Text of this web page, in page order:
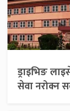
ड्राइभिङ
सेवा नरोक्न